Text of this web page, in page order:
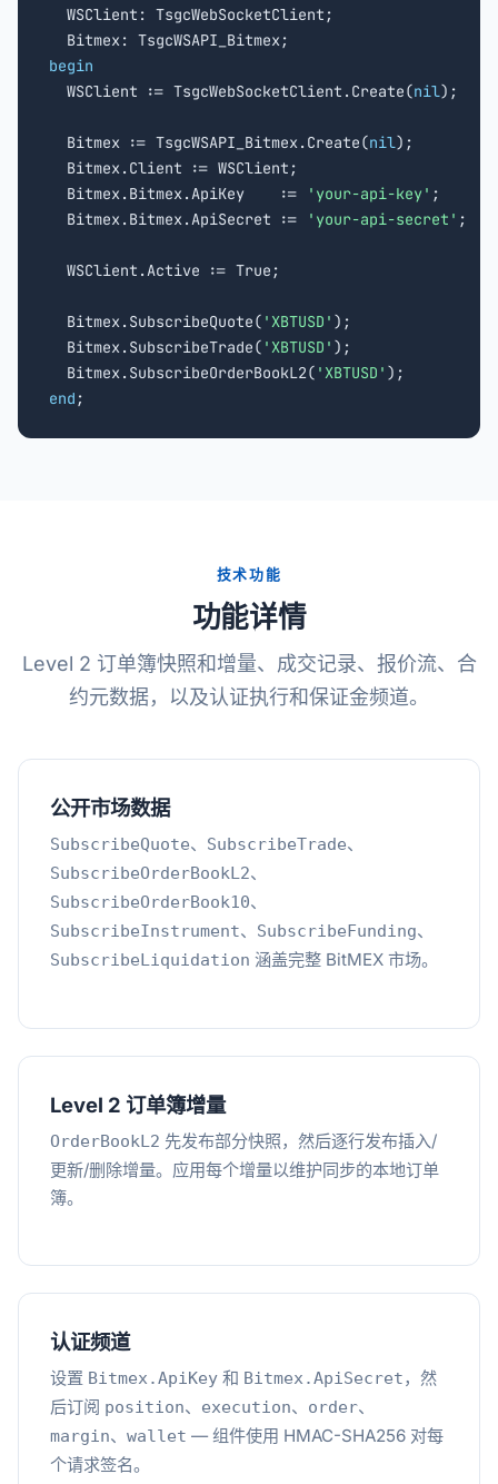
WSClient: TsgcWebSocketClient;
begin
WSClient := TsgcWebSocketClient.Create(nil);
  Bitmex := TsgcWSAPI_Bitmex.Create(
nil);
  Bitmex.Client := WSClient;
  Bitmex.Bitmex.ApiKey    :=
'your-api-key' ;
  Bitmex.Bitmex.ApiSecret :=
'your-api-secret' ;
  WSClient.Active := True;
  Bitmex.SubscribeQuote(
'XBTUSD' );
  Bitmex.SubscribeTrade(
'XBTUSD' );
  Bitmex.SubscribeOrderBookL2(
'XBTUSD'
end ;
技术功能
功能详情
Level 2 订单簿快照和增量、成交记录、报价流、合
约元数据，以及认证执行和保证金频道。
公开市场数据
SubscribeQuote、 SubscribeTrade、
SubscribeOrderBookL2、
SubscribeOrderBook10、
SubscribeInstrument、 SubscribeFunding、
SubscribeLiquidation 涵盖完整 BitMEX 市场。
Level 2 订单簿增量
OrderBookL2 先发布部分快照，然后逐行发布插入/
更新/删除增量。应用每个增量以维护同步的本地订单
簿。
认证频道
设置 Bitmex.ApiKey 和 Bitmex.ApiSecret，然
后订阅 position、 execution、 order、
margin、 wallet — 组件使用 HMAC-SHA256 对每
个请求签名。